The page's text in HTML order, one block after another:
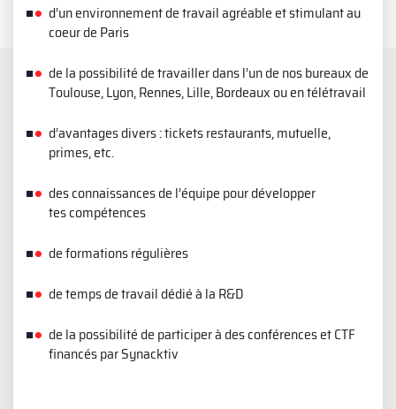
d’un environnement de travail agréable et stimulant au
coeur de Paris
de la possibilité de travailler dans l’un de nos bureaux de
Toulouse, Lyon, Rennes, Lille, Bordeaux ou en télétravail
d’avantages divers : tickets restaurants, mutuelle,
primes, etc.
des connaissances de l’équipe pour développer
tes compétences
de formations régulières
de temps de travail dédié à la R&D
de la possibilité de participer à des conférences et CTF
financés par Synacktiv